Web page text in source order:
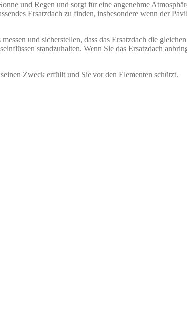
und Regen und sorgt für eine angenehme
Ersatzdach zu finden, insbesondere wenn der
und sicherstellen, dass das Ersatzdach die
standzuhalten. Wenn Sie das Ersatzdach
Zweck erfüllt und Sie vor den Elementen schützt.